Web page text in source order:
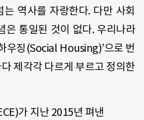
역사를 자랑한다. 다만 사회
은 통일된 것이 없다. 우리나라
우징(Social Housing)’으로 번
제각각 다르게 부르고 정의한
가 지난 2015년 펴낸